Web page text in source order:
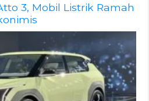
3, Mobil Listrik Ramah